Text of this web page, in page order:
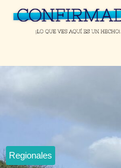
Regionales